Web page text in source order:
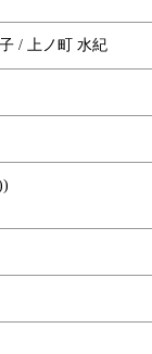
/ 上ノ町 水紀